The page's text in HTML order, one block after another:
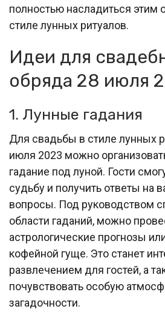
полностью насладиться
стиле лунных ритуалов.
Идеи для
обряда 28 июля
1. Лунные гадания
Для свадьбы в стиле лунных
июля 2023 можно
гадание под луной. Гости
судьбу и получить ответы
вопросы. Под руководством
области гаданий, можно
астрологические прогнозы
кофейной гуще. Это станет
развлечением для гостей, а
почувствовать особую
загадочности.